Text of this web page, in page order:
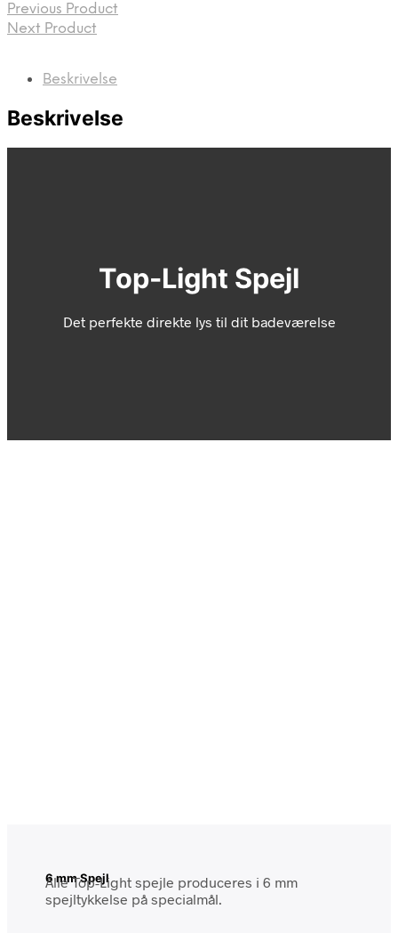
Previous Product
Next Product
Beskrivelse
Beskrivelse
Top-Light Spejl
Det perfekte direkte lys til dit badeværelse
6 mm Spejl
Alle Top-Light spejle produceres i 6 mm
spejltykkelse på specialmål.